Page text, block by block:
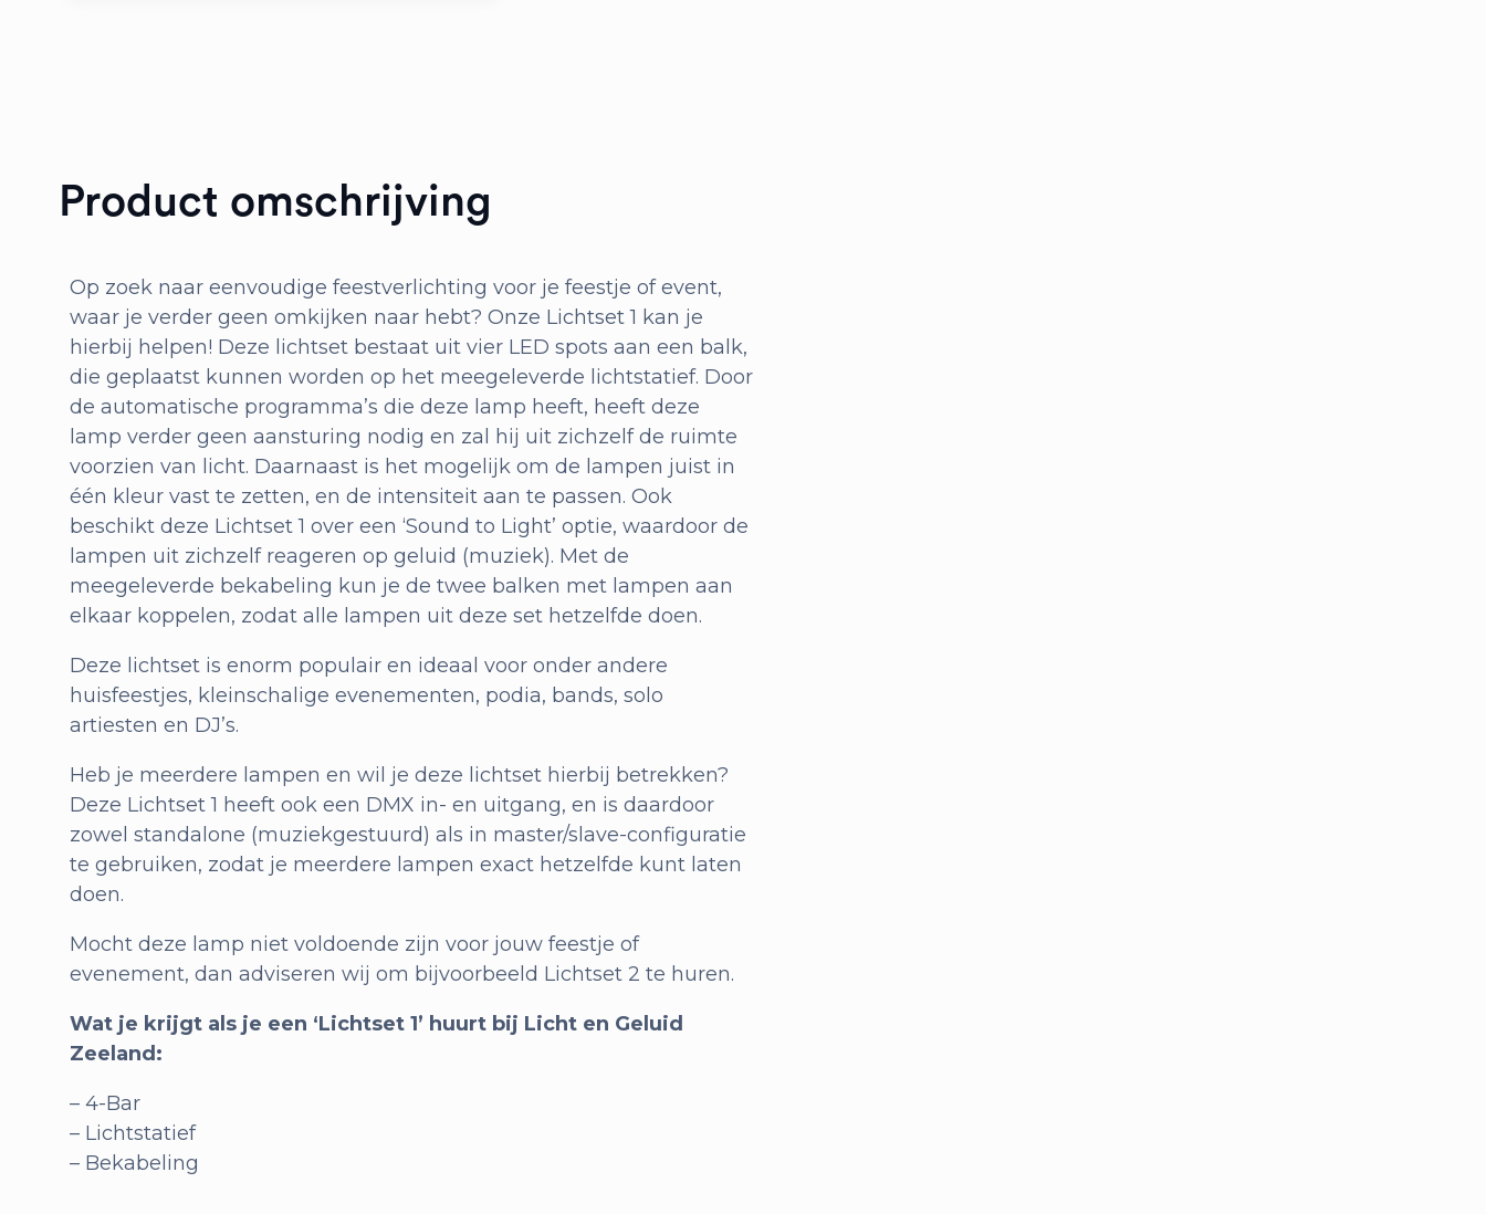
Product omschrijving
Op zoek naar eenvoudige feestverlichting voor je feestje of event,
waar je verder geen omkijken naar hebt? Onze Lichtset 1 kan je
hierbij helpen! Deze lichtset bestaat uit vier LED spots aan een balk,
die geplaatst kunnen worden op het meegeleverde lichtstatief. Door
de automatische programma’s die deze lamp heeft, heeft deze
lamp verder geen aansturing nodig en zal hij uit zichzelf de ruimte
voorzien van licht. Daarnaast is het mogelijk om de lampen juist in
één kleur vast te zetten, en de intensiteit aan te passen. Ook
beschikt deze Lichtset 1 over een ‘Sound to Light’ optie, waardoor de
lampen uit zichzelf reageren op geluid (muziek). Met de
meegeleverde bekabeling kun je de twee balken met lampen aan
elkaar koppelen, zodat alle lampen uit deze set hetzelfde doen.
Deze lichtset is enorm populair en ideaal voor onder andere
huisfeestjes, kleinschalige evenementen, podia, bands, solo
artiesten en DJ’s.
Heb je meerdere lampen en wil je deze lichtset hierbij betrekken?
Deze Lichtset 1 heeft ook een DMX in- en uitgang, en is daardoor
zowel standalone (muziekgestuurd) als in master/slave-configuratie
te gebruiken, zodat je meerdere lampen exact hetzelfde kunt laten
doen.
Mocht deze lamp niet voldoende zijn voor jouw feestje of
evenement, dan adviseren wij om bijvoorbeeld Lichtset 2 te huren.
Wat je krijgt als je een ‘Lichtset 1’ huurt bij Licht en Geluid
Zeeland:
– 4-Bar
– Lichtstatief
– Bekabeling